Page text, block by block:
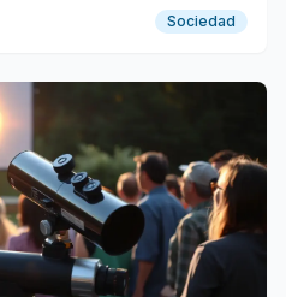
Sociedad